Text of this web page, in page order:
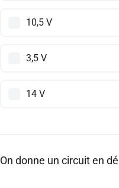
10,5 V
3,5 V
14 V
On donne un circuit en